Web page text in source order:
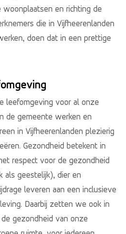
en richting de
die in Vijfheerenlanden
doen dat in een prettige
leefomgeving voor al onze
de gemeente werken en
in Vijfheerenlanden plezierig
Gezondheid betekent in
respect voor de gezondheid
als geestelijk), dier en
leveren aan een inclusieve
Daarbij zetten we ook in
gezondheid van onze